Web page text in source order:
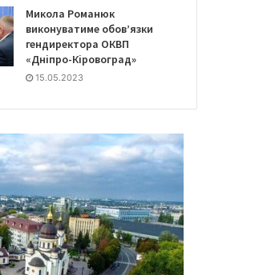
Микола Романюк
виконуватиме обов’язки
гендиректора ОКВП
«Дніпро-Кіровоград»
15.05.2023